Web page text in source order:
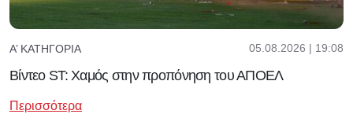
Α’ ΚΑΤΗΓΟΡΊΑ 05.08.2026 | 19:08
Βίντεο ST: Χαμός στην προπόνηση του ΑΠΟΕΛ
Περισσότερα